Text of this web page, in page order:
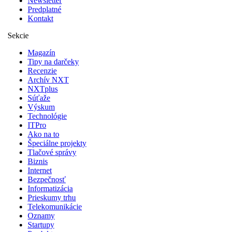
Predplatné
Kontakt
Sekcie
Magazín
Tipy na darčeky
Recenzie
Archív NXT
NXTplus
Súťaže
Výskum
Technológie
ITPro
Ako na to
Špeciálne projekty
Tlačové správy
Biznis
Internet
Bezpečnosť
Informatizácia
Prieskumy trhu
Telekomunikácie
Oznamy
Startupy